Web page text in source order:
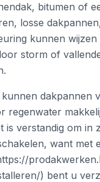
bitumen of
losse
kunnen wijzen
storm of
kunnen dakpannen
regenwater
is verstandig om in
want met
) bent u